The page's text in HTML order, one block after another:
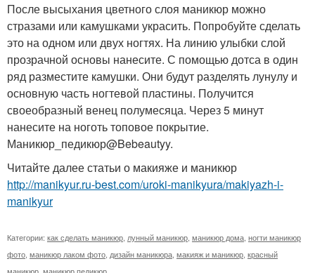
После высыхания цветного слоя маникюр можно
стразами или камушками украсить. Попробуйте сделать
это на одном или двух ногтях. На линию улыбки слой
прозрачной основы нанесите. С помощью дотса в один
ряд разместите камушки. Они будут разделять лунулу и
основную часть ногтевой пластины. Получится
своеобразный венец полумесяца. Через 5 минут
нанесите на ноготь топовое покрытие.
Маникюр_педикюр@Bebeautyy.
Читайте далее статьи о макияже и маникюр
http://manikyur.ru-best.com/uroki-manikyura/makiyazh-i-
manikyur
Категории: как сделать маникюр, лунный маникюр, маникюр дома, ногти маникюр
фото, маникюр лаком фото, дизайн маникюра, макияж и маникюр, красный